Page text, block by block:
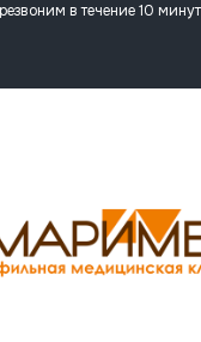
в течение 10 минут